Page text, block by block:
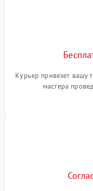
Курьер привезет вашу
мастера